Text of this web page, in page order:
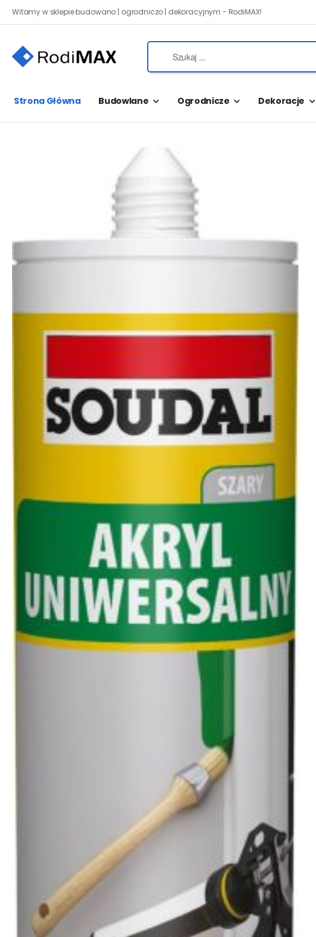
Witamy w sklepie budowano | ogrodniczo | dekoracyjnym - RodiMAX!
Strona Główna Budowlane Ogrodnicze Dekoracje